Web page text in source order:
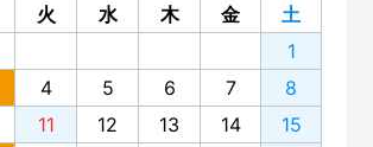
火 水 木 金
土
1
4 5 6 7
8
11 12 13 14
15